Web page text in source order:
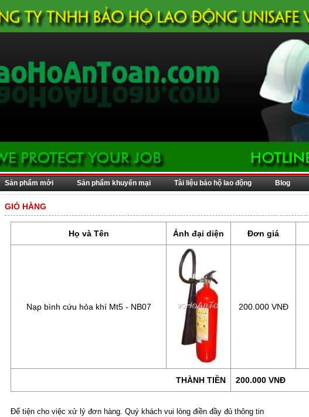
Sản phẩm mới Sản phẩm khuyến mại Tài liệu bảo hộ lao động Blog
GIỎ HÀNG
Họ và Tên Ảnh đại diện Đơn giá
Nạp bình cứu hỏa khí Mt5 - NB07 200.000 VNĐ
THÀNH TIỀN 200.000 VNĐ
Để tiện cho việc xử lý đơn hàng. Quý khách vui lòng điền đầy đủ thông tin